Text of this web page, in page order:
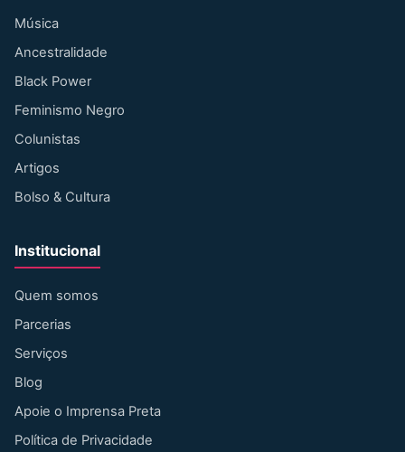
Música
Ancestralidade
Black Power
Feminismo Negro
Colunistas
Artigos
Bolso & Cultura
Institucional
Quem somos
Parcerias
Serviços
Blog
Apoie o Imprensa Preta
Política de Privacidade